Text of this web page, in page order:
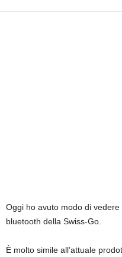
Oggi ho avuto modo di
bluetooth della Swiss-Go.
È molto simile all’attuale